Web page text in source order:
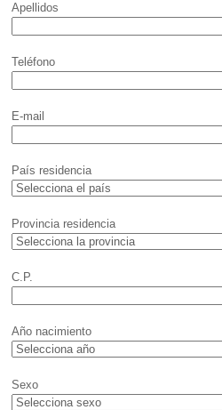
Apellidos
Teléfono
E-mail
País residencia
Provincia residencia
C.P.
Año nacimiento
Sexo